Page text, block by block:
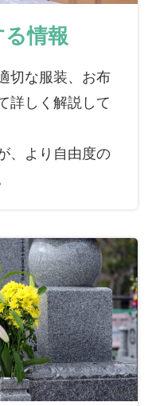
情報
切な服装、お布
詳しく解説して
、より自由度の